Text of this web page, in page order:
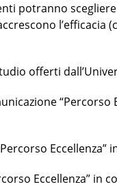
potranno
l’efficacia
offerti
Eccellenza” in